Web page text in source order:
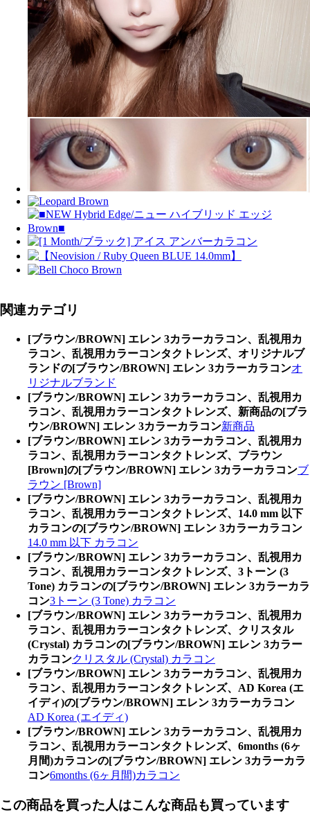
関連カテゴリ
[ブラウン/BROWN] エレン 3カラーカラコン、乱視用カ
ラコン、乱視用カラーコンタクトレンズ、オリジナルブ
ランドの[ブラウン/BROWN] エレン 3カラーカラコンオ
リジナルブランド
[ブラウン/BROWN] エレン 3カラーカラコン、乱視用カ
ラコン、乱視用カラーコンタクトレンズ、新商品の[ブラ
ウン/BROWN] エレン 3カラーカラコン新商品
[ブラウン/BROWN] エレン 3カラーカラコン、乱視用カ
ラコン、乱視用カラーコンタクトレンズ、ブラウン
[Brown]の[ブラウン/BROWN] エレン 3カラーカラコンブ
ラウン [Brown]
[ブラウン/BROWN] エレン 3カラーカラコン、乱視用カ
ラコン、乱視用カラーコンタクトレンズ、14.0 mm 以下
カラコンの[ブラウン/BROWN] エレン 3カラーカラコン
14.0 mm 以下 カラコン
[ブラウン/BROWN] エレン 3カラーカラコン、乱視用カ
ラコン、乱視用カラーコンタクトレンズ、3トーン (3
Tone) カラコンの[ブラウン/BROWN] エレン 3カラーカラ
コン3トーン (3 Tone) カラコン
[ブラウン/BROWN] エレン 3カラーカラコン、乱視用カ
ラコン、乱視用カラーコンタクトレンズ、クリスタル
(Crystal) カラコンの[ブラウン/BROWN] エレン 3カラー
カラコンクリスタル (Crystal) カラコン
[ブラウン/BROWN] エレン 3カラーカラコン、乱視用カ
ラコン、乱視用カラーコンタクトレンズ、AD Korea (エ
イディ)の[ブラウン/BROWN] エレン 3カラーカラコン
AD Korea (エイディ)
[ブラウン/BROWN] エレン 3カラーカラコン、乱視用カ
ラコン、乱視用カラーコンタクトレンズ、6months (6ヶ
月間)カラコンの[ブラウン/BROWN] エレン 3カラーカラ
コン6months (6ヶ月間)カラコン
この商品を買った人はこんな商品も買っています